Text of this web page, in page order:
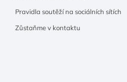
Pravidla soutěží na sociálních sítích
Zůstaňme v kontaktu